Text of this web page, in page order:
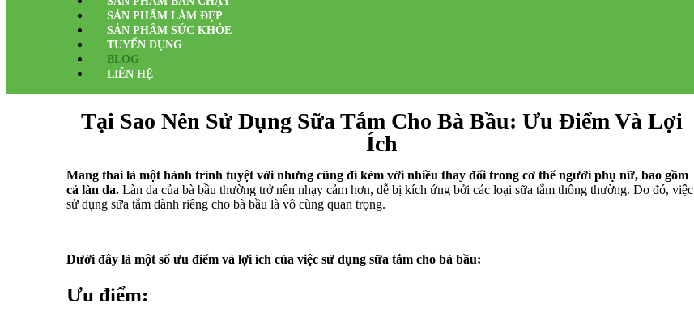
SẢN PHẨM LÀM ĐẸP
SẢN PHẨM SỨC KHỎE
TUYỂN DỤNG
BLOG
LIÊN HỆ
Tại Sao Nên Sử Dụng Sữa Tắm Cho Bà Bầu: Ưu Điểm Và Lợi
Ích
Mang thai là một hành trình tuyệt vời nhưng cũng đi kèm với nhiều thay đổi trong cơ thể người phụ nữ, bao gồm
cả làn da. Làn da của bà bầu thường trở nên nhạy cảm hơn, dễ bị kích ứng bởi các loại sữa tắm thông thường. Do đó, việc
sử dụng sữa tắm dành riêng cho bà bầu là vô cùng quan trọng.
Dưới đây là một số ưu điểm và lợi ích của việc sử dụng sữa tắm cho bà bầu:
Ưu điểm: